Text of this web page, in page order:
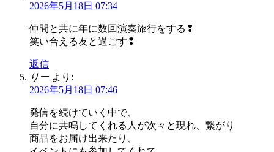
2026年5月18日 07:34
仲間と共に年に数回演奏旅行をする❢
笑い合える友と過ごす❢
返信
りー より:
2026年5月18日 07:46
発信を続けていく中で、
自分に共鳴してくれる人が次々と現れ、繋がり
商品をお届け出来たり、